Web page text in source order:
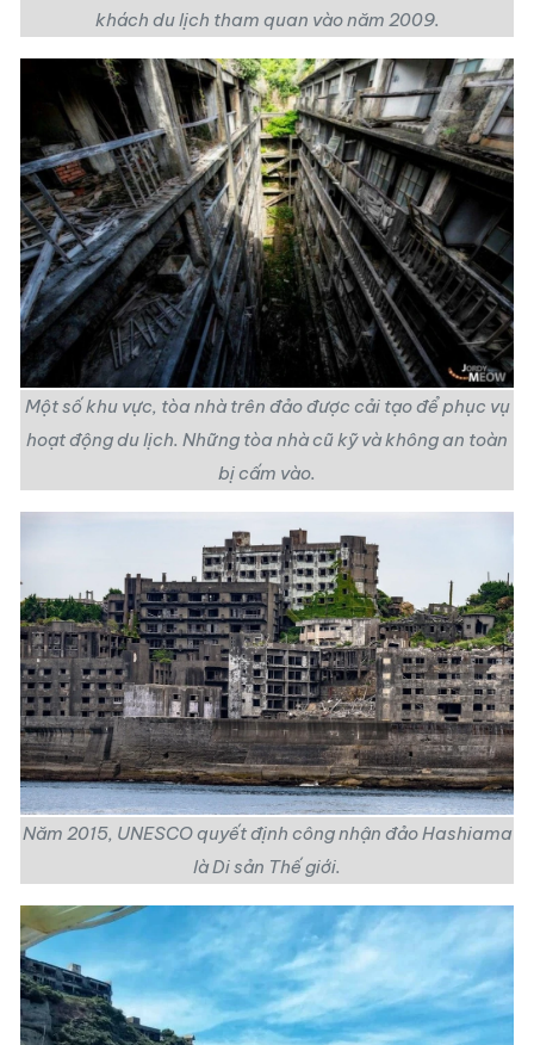
khách du lịch tham quan vào năm 2009.
Một số khu vực, tòa nhà trên đảo được cải tạo để phục vụ
hoạt động du lịch. Những tòa nhà cũ kỹ và không an toàn
bị cấm vào.
Năm 2015, UNESCO quyết định công nhận đảo Hashiama
là Di sản Thế giới.